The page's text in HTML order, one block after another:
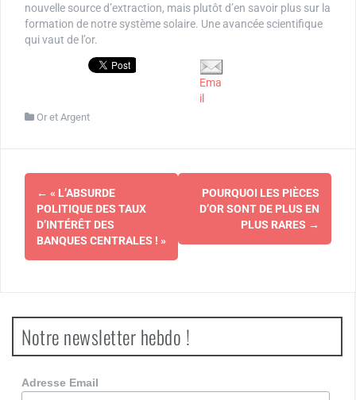
nouvelle source d’extraction, mais plutôt d’en savoir plus sur la
formation de notre système solaire. Une avancée scientifique
qui vaut de l’or.
Ema
il
Or et Argent
Navigation
d'article
← « L’ABSURDE
POLITIQUE DES TAUX
D’INTÉRÊT DES
BANQUES CENTRALES ! »
POURQUOI LES PIÈCES
D’OR SONT DE PLUS EN
PLUS RARES →
Notre newsletter hebdo !
Adresse Email